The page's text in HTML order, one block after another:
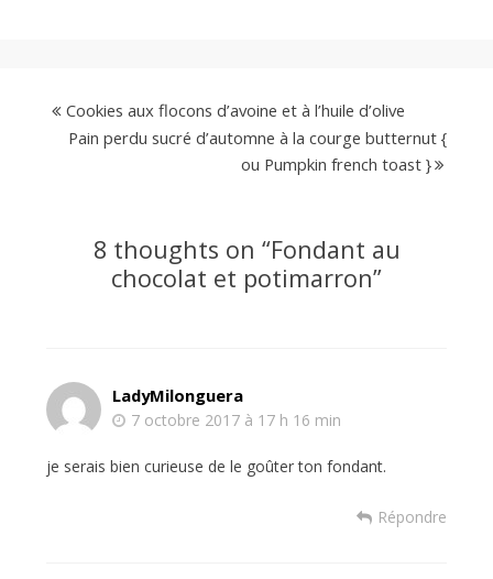
Cookies aux flocons d’avoine et à l’huile d’olive
Pain perdu sucré d’automne à la courge butternut {
ou Pumpkin french toast }
8 thoughts on “Fondant au
chocolat et potimarron”
LadyMilonguera
7 octobre 2017 à 17 h 16 min
je serais bien curieuse de le goûter ton fondant.
Répondre